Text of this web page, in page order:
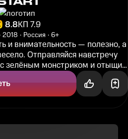
8.8КП 7.9
2018 Россия 6+
и внимательность — полезно, а
Отправляйся навстречу
зелёным монстриком и отыщи
предметы! ...